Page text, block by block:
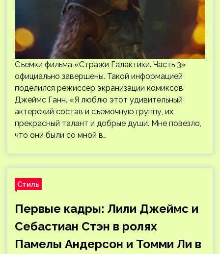
Съемки фильма «Стражи Галактики. Часть 3»
официально завершены. Такой информацией
поделился режиссер экранизации комиксов
Джеймс Ганн. «Я люблю этот удивительный
актерский состав и съемочную группу, их
прекрасный талант и добрые души. Мне повезло,
что они были со мной в…
Стиль
Первые кадры: Лили Джеймс и
Себастиан Стэн в ролях
Памелы Андерсон и Томми Ли в